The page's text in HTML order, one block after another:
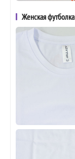
Женская футболка